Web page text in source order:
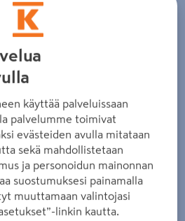
käyttää palveluissaan
palvelumme toimivat
evästeiden avulla mitataan
sekä mahdollistetaan
ja personoidun mainonnan
suostumuksesi painamalla
muuttamaan valintojasi
linkin kautta.